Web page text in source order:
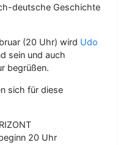
deutsche Geschichte
(20 Uhr) wird Udo
sein und auch
begrüßen.
sich für diese
20 Uhr